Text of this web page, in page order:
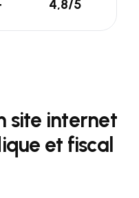
4,8/5
site internet
et fiscal